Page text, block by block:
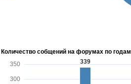
Количество собщений на форумах по годам